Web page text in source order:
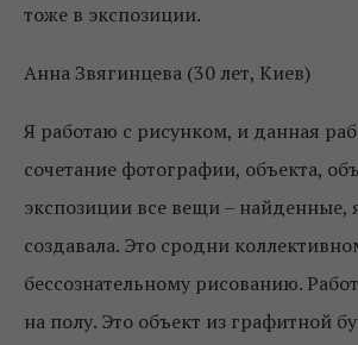
тоже в экспозиции.
Анна Звягинцева (30 лет, Киев)
Я работаю с рисунком, и данная
сочетание фотографии, объекта,
экспозиции все вещи – найденные,
создавала. Это сродни
бессознательному рисованию.
на полу. Это объект из графитной